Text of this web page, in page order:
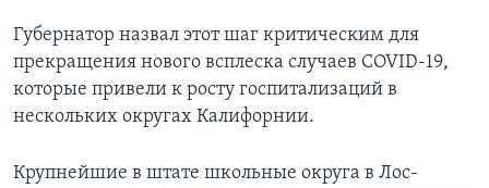
Губернатор назвал этот шаг критическим для
прекращения нового всплеска случаев COVID-19,
которые привели к росту госпитализаций в
нескольких округах Калифорнии.
Крупнейшие в штате школьные округа в Лос-